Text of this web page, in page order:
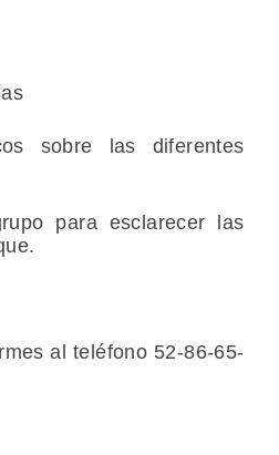
sobre las diferentes
para esclarecer las
al teléfono 52-86-65-